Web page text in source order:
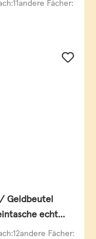
Fächer:
/ Geldbeutel
echt
Fächer: